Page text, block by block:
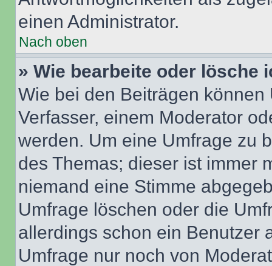
einen Administrator.
Nach oben
» Wie bearbeite oder lösche
Wie bei den Beiträgen
Verfasser, einem Moderator
werden. Um eine Umfrage zu
des Themas; dieser ist immer
niemand eine Stimme
Umfrage löschen oder die
allerdings schon ein Benutzer
Umfrage nur noch von